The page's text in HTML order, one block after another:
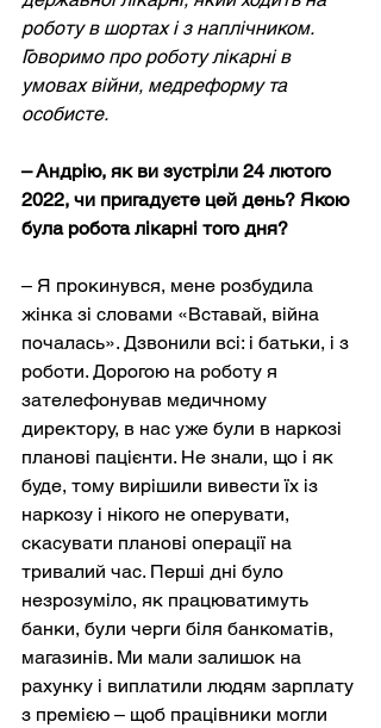
роботу в шортах і з наплічником.
Говоримо про роботу лікарні в
умовах війни, медреформу та
особисте.
– Андрію, як ви зустріли 24 лютого
2022, чи пригадуєте цей день? Якою
була робота лікарні того дня?
– Я прокинувся, мене розбудила
жінка зі словами «Вставай, війна
почалась». Дзвонили всі: і батьки, і з
роботи. Дорогою на роботу я
зателефонував медичному
директору, в нас уже були в наркозі
планові пацієнти. Не знали, що і як
буде, тому вирішили вивести їх із
наркозу і нікого не оперувати,
скасувати планові операції на
тривалий час. Перші дні було
незрозуміло, як працюватимуть
банки, були черги біля банкоматів,
магазинів. Ми мали залишок на
рахунку і виплатили людям зарплату
з премією – щоб працівники могли